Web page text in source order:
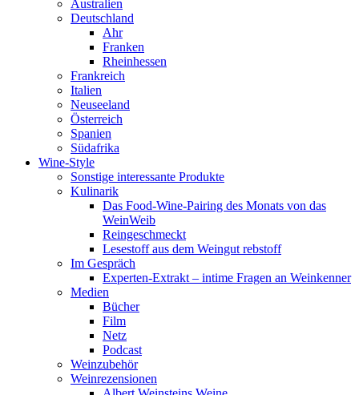
Australien
Deutschland
Ahr
Franken
Rheinhessen
Frankreich
Italien
Neuseeland
Österreich
Spanien
Südafrika
Wine-Style
Sonstige interessante Produkte
Kulinarik
Das Food-Wine-Pairing des Monats von das
WeinWeib
Reingeschmeckt
Lesestoff aus dem Weingut rebstoff
Im Gespräch
Experten-Extrakt – intime Fragen an Weinkenner
Medien
Bücher
Film
Netz
Podcast
Weinzubehör
Weinrezensionen